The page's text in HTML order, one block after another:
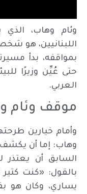
وئام وهاب،
اللبنانيين، هو
بمواقفه، بدأ
حتى عُيِّن وزيرًا
العربي.
موقف وئام
وأمام خيارين
وهاب: إما أن يكشف
السابق أن يعتذر
بالقول: «كنت
يساري، وكان هو